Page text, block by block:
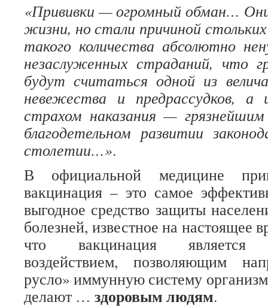
«Прививки — огромный обман… Они
жизни, но стали причиной
такого количества абсолютно
незаслуженных страданий, что
будут считаться одной из
невежества и предрассудков, а
страхом наказания —
благодетельном развитии
столетии…».
В официальной медицине
вакцинация – это самое
выгодное средство защиты
болезней, известное на настоящее
что вакцинация является
воздействием, позволяющим
русло» иммунную систему
делают … здоровым людям.